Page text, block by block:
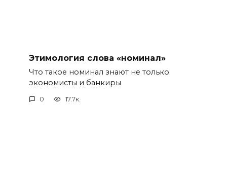
Этимология слова «номинал»
Что такое номинал знают не только
экономисты и банкиры
0 17.7к.